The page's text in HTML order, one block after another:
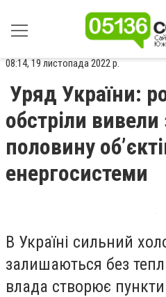
08:14, 19 листопада 2022 р.
Уряд України:
обстріли вивели
половину
енергосистеми
В Україні сильний
залишаються без
влада створює пункти